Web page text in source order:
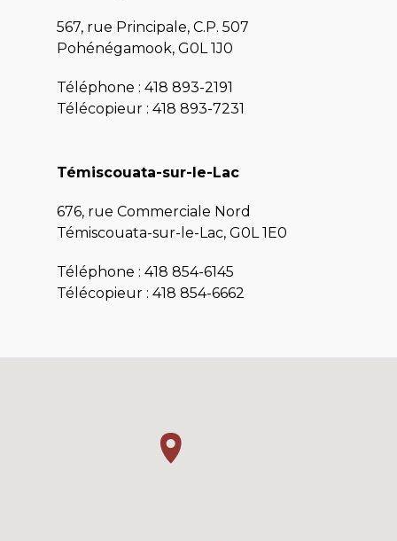
567, rue Principale, C.P. 507
Pohénégamook, G0L 1J0
Téléphone : 418 893-2191
Télécopieur : 418 893-7231
Témiscouata-sur-le-Lac
676, rue Commerciale Nord
Témiscouata-sur-le-Lac, G0L 1E0
Téléphone : 418 854-6145
Télécopieur : 418 854-6662
Saint-Cyprien
418 963-1287